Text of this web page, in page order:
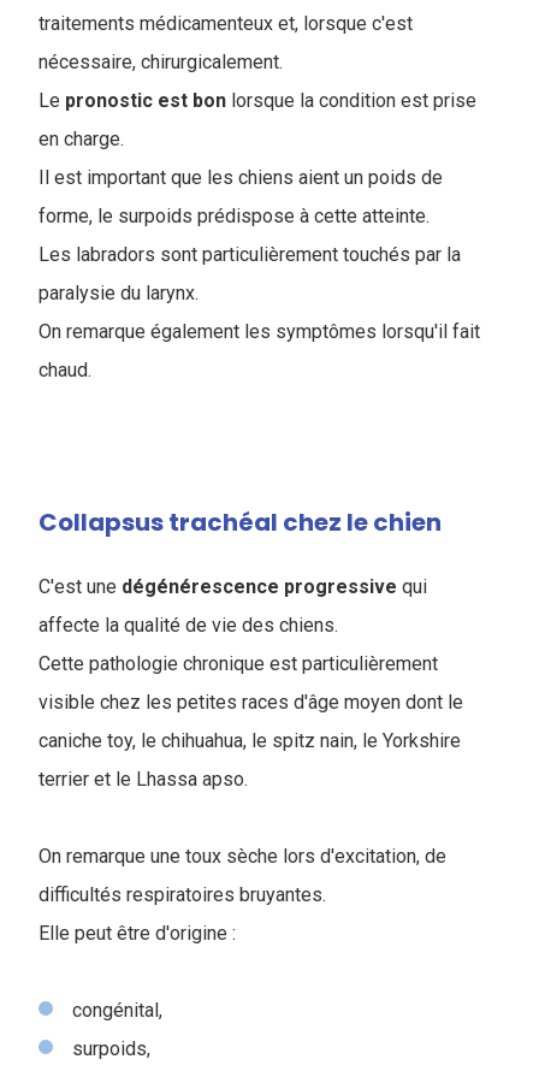
traitements médicamenteux et, lorsque c'est
nécessaire, chirurgicalement.
Le pronostic est bon lorsque la condition est prise
en charge.
Il est important que les chiens aient un poids de
forme, le surpoids prédispose à cette atteinte.
Les labradors sont particulièrement touchés par la
paralysie du larynx.
On remarque également les symptômes lorsqu'il fait
chaud.
Collapsus trachéal chez le chien
C'est une dégénérescence progressive qui
affecte la qualité de vie des chiens.
Cette pathologie chronique est particulièrement
visible chez les petites races d'âge moyen dont le
caniche toy, le chihuahua, le spitz nain, le Yorkshire
terrier et le Lhassa apso.
On remarque une toux sèche lors d'excitation, de
difficultés respiratoires bruyantes.
Elle peut être d'origine :
congénital,
surpoids,